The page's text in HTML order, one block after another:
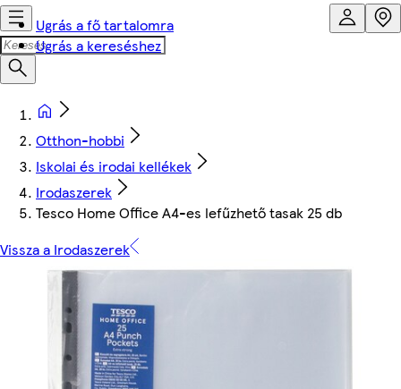
Ugrás a fő tartalomra
Ugrás a kereséshez
Otthon-hobbi
Iskolai és irodai kellékek
Irodaszerek
Tesco Home Office A4-es lefűzhető tasak 25 db
Vissza a Irodaszerek